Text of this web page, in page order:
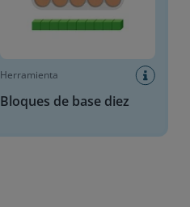
Herramienta
Bloques de base diez